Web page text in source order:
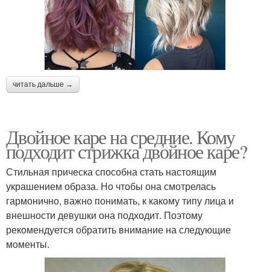
читать дальше →
Двойное каре на средние. Кому
подходит стрижка двойное каре?
Стильная прическа способна стать настоящим
украшением образа. Но чтобы она смотрелась
гармонично, важно понимать, к какому типу лица и
внешности девушки она подходит. Поэтому
рекомендуется обратить внимание на следующие
моменты.